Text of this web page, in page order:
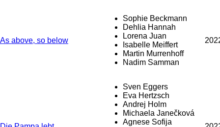
As above, so below
Sophie Beckmann
Dehlia Hannah
Lorena Juan
Isabelle Meiffert
Martin Murrenhoff
Nadim Samman
Sven Eggers
Eva Hertzsch
Andrej Holm
Michaela Janečková
Agnese Sofija